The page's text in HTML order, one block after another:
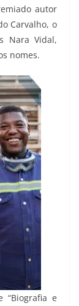
autor
Carvalho, o
Nara Vidal,
nomes.
“Biografia e